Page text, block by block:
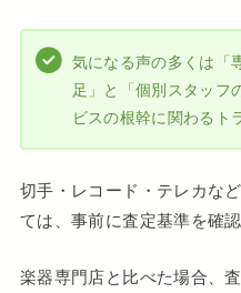
気になる声の多くは「
足」と「個別スタッフ
ビスの根幹に関わるト
切手・レコード・テレカな
ては、事前に査定基準を確
楽器専門店と比べた場合、